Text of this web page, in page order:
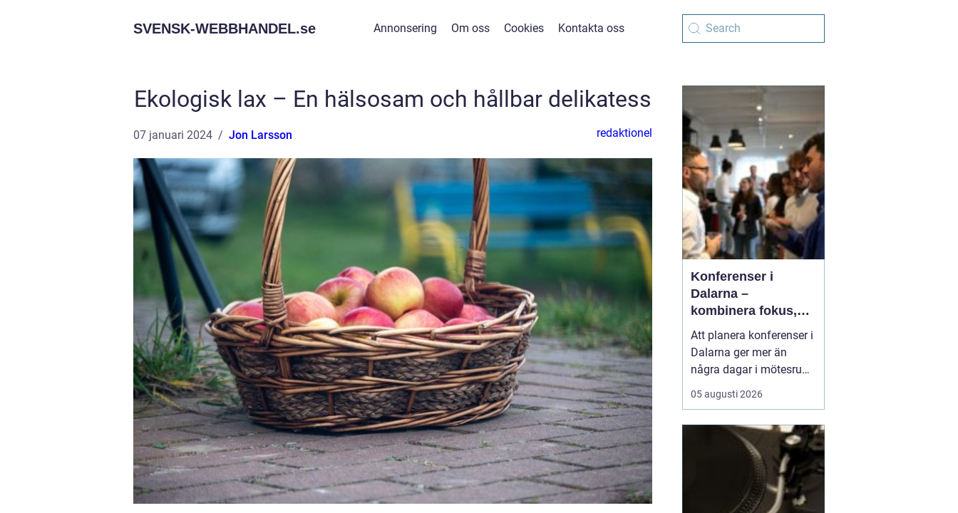
SVENSK-WEBBHANDEL.se Annonsering Om oss Cookies Kontakta oss
Ekologisk lax – En hälsosam och hållbar delikatess
07 januari 2024 Jon Larsson redaktionel
Konferenser i
Dalarna –
kombinera fokus,
natur och starka
gruppmöten
Att planera konferenser i
Dalarna ger mer än
några dagar i mötesrum.
Många företag söker
miljöer som stärker
och arbetsglädje, och
där är Dalarnas
kombination av kultur, ...
05 augusti 2026